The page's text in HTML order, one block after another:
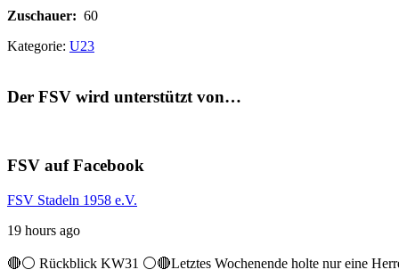
Zuschauer: 60
Kategorie: U23
Der FSV wird unterstützt von…
FSV auf Facebook
FSV Stadeln 1958 e.V.
19 hours ago
🔴⚪ Rückblick KW31 ⚪️🔴Letztes Wochenende holte nur eine